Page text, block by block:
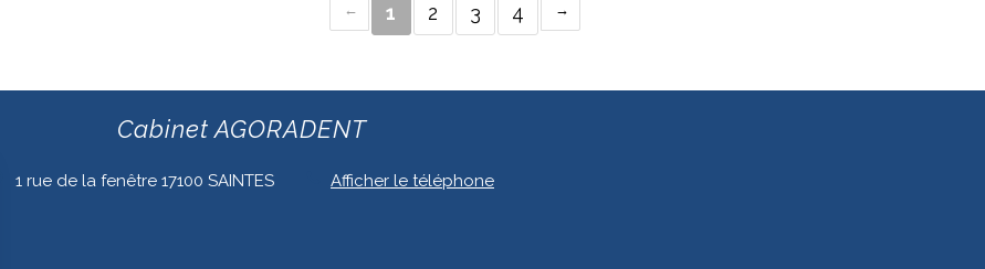
1 2 3 4
Cabinet AGORADENT
1 rue de la fenêtre 17100 SAINTES Afficher le téléphone